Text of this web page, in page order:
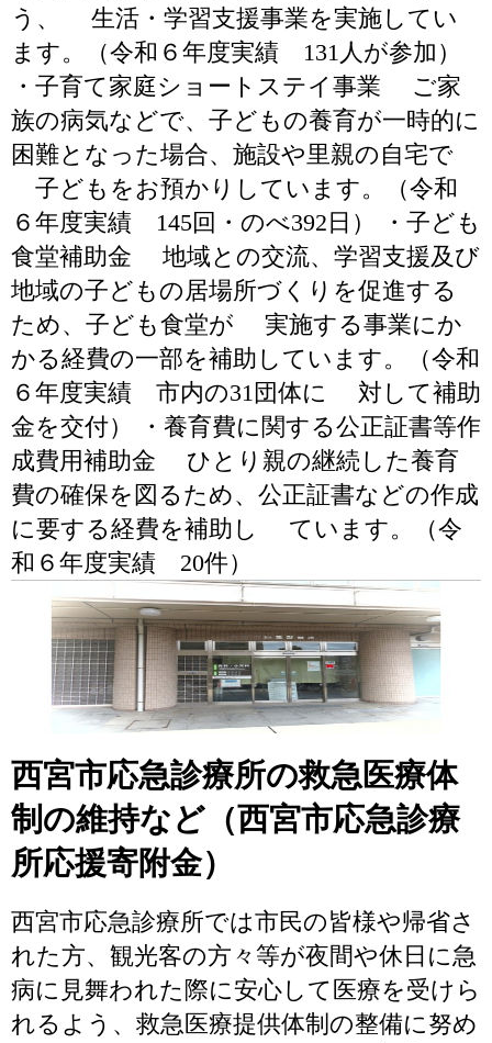
う、 生活・学習支援事業を実施してい
ます。（令和６年度実績 131人が参加）
・子育て家庭ショートステイ事業 ご家
族の病気などで、子どもの養育が一時的に
困難となった場合、施設や里親の自宅で
子どもをお預かりしています。（令和
６年度実績 145回・のべ392日） ・子ども
食堂補助金 地域との交流、学習支援及び
地域の子どもの居場所づくりを促進する
ため、子ども食堂が 実施する事業にか
かる経費の一部を補助しています。（令和
６年度実績 市内の31団体に 対して補助
金を交付） ・養育費に関する公正証書等作
成費用補助金 ひとり親の継続した養育
費の確保を図るため、公正証書などの作成
に要する経費を補助し ています。（令
和６年度実績 20件）
西宮市応急診療所の救急医療体
制の維持など（西宮市応急診療
所応援寄附金）
西宮市応急診療所では市民の皆様や帰省さ
れた方、観光客の方々等が夜間や休日に急
病に見舞われた際に安心して医療を受けら
れるよう、救急医療提供体制の整備に努め